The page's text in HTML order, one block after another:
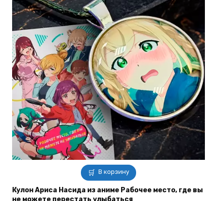
В корзину
Кулон Ариса Насида из аниме Рабочее место, где вы
не можете перестать улыбаться